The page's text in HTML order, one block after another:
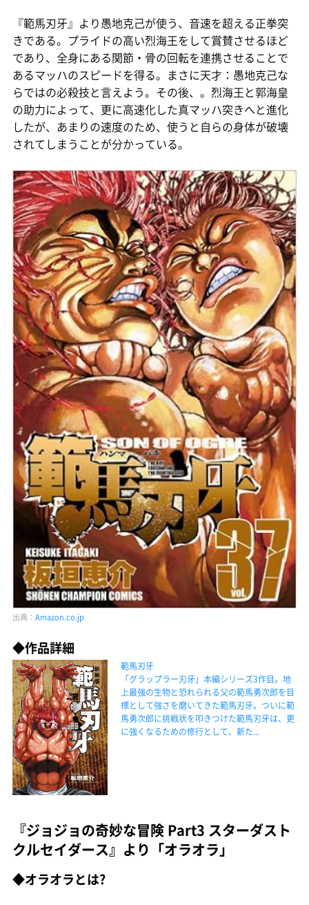
『範馬刃牙』より愚地克己が使う、音速を超える正拳突
きである。プライドの高い烈海王をして賞賛させるほど
であり、全身にある関節・骨の回転を連携させることで
あるマッハのスピードを得る。まさに天才：愚地克己な
らではの必殺技と言えよう。その後、。烈海王と郭海皇
の助力によって、更に高速化した真マッハ突きへと進化
したが、あまりの速度のため、使うと自らの身体が破壊
されてしまうことが分かっている。
出典： Amazon.co.jp
◆作品詳細
範馬刃牙
「グラップラー刃牙」本編シリーズ3作目。地
上最強の生物と恐れられる父の範馬勇次郎を目
標として強さを磨いてきた範馬刃牙。ついに範
馬勇次郎に挑戦状を叩きつけた範馬刃牙は、更
に強くなるための修行として、新た...
『ジョジョの奇妙な冒険 Part3 スターダスト
クルセイダース』より「オラオラ」
◆オラオラとは?